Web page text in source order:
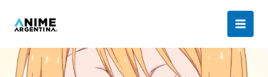
Chitoge
Kirisaki,